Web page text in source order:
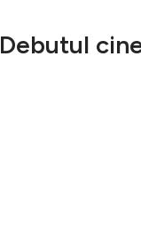
Debutul